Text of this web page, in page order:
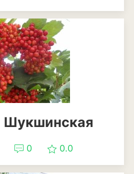
Шукшинская
0 0.0